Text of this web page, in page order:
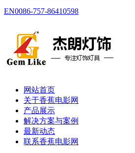
EN0086-757-86410598
网站首页
关于香蕉电影网
产品展示
解决方案与案例
最新动态
联系香蕉电影网